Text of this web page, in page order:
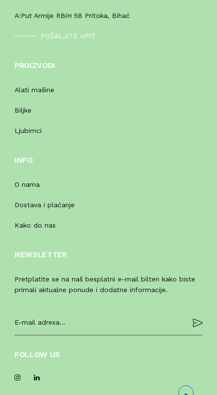
A:Put Armije RBiH 58 Pritoka, Bihać
POŠALJITE UPIT
PROIZVODI
Alati mašine
Biljke
Ljubimci
INFO
O nama
Dostava i plaćanje
Kako do nas
NEWSLETTER
Pretplatite se na naš besplatni e-mail bilten kako biste
primali aktualne ponude i dodatne informacije.
FOLLOW US